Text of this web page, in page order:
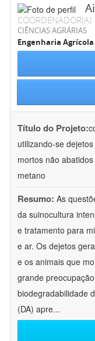
COORDENADOR(A)
CIÊNCIAS AGRÁRIAS
Engenharia Agrícola
Título do Projeto:
utilizando-se
mortos não
metano
Resumo: As
da suinocultura
e tratamento para
e ar. Os dejetos
e os animais que
grande
biodegradabilidade
(DA) apre...